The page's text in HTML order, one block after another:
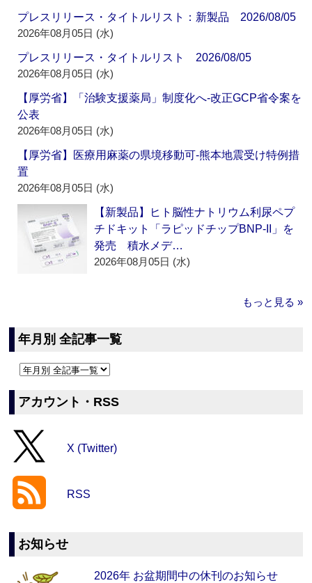
プレスリリース・タイトルリスト：新製品 2026/08/05
2026年08月05日 (水)
プレスリリース・タイトルリスト 2026/08/05
2026年08月05日 (水)
【厚労省】「治験支援薬局」制度化へ‐改正GCP省令案を
公表
2026年08月05日 (水)
【厚労省】医療用麻薬の県境移動可‐熊本地震受け特例措
置
2026年08月05日 (水)
【新製品】ヒト脳性ナトリウム利尿ペプ
チドキット「ラピッドチップBNP-II」を
発売 積水メデ…
2026年08月05日 (水)
もっと見る »
年月別 全記事一覧
アカウント・RSS
X (Twitter)
RSS
お知らせ
2026年 お盆期間中の休刊のお知らせ